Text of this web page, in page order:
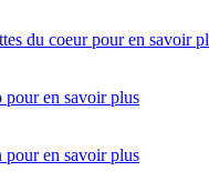
du coeur pour en savoir
pour en savoir plus
pour en savoir plus